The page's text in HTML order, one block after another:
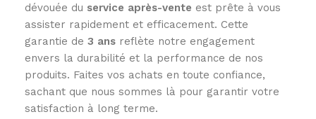
dévouée du service après-vente est prête à vous
assister rapidement et efficacement. Cette
garantie de 3 ans reflète notre engagement
envers la durabilité et la performance de nos
produits. Faites vos achats en toute confiance,
sachant que nous sommes là pour garantir votre
satisfaction à long terme.